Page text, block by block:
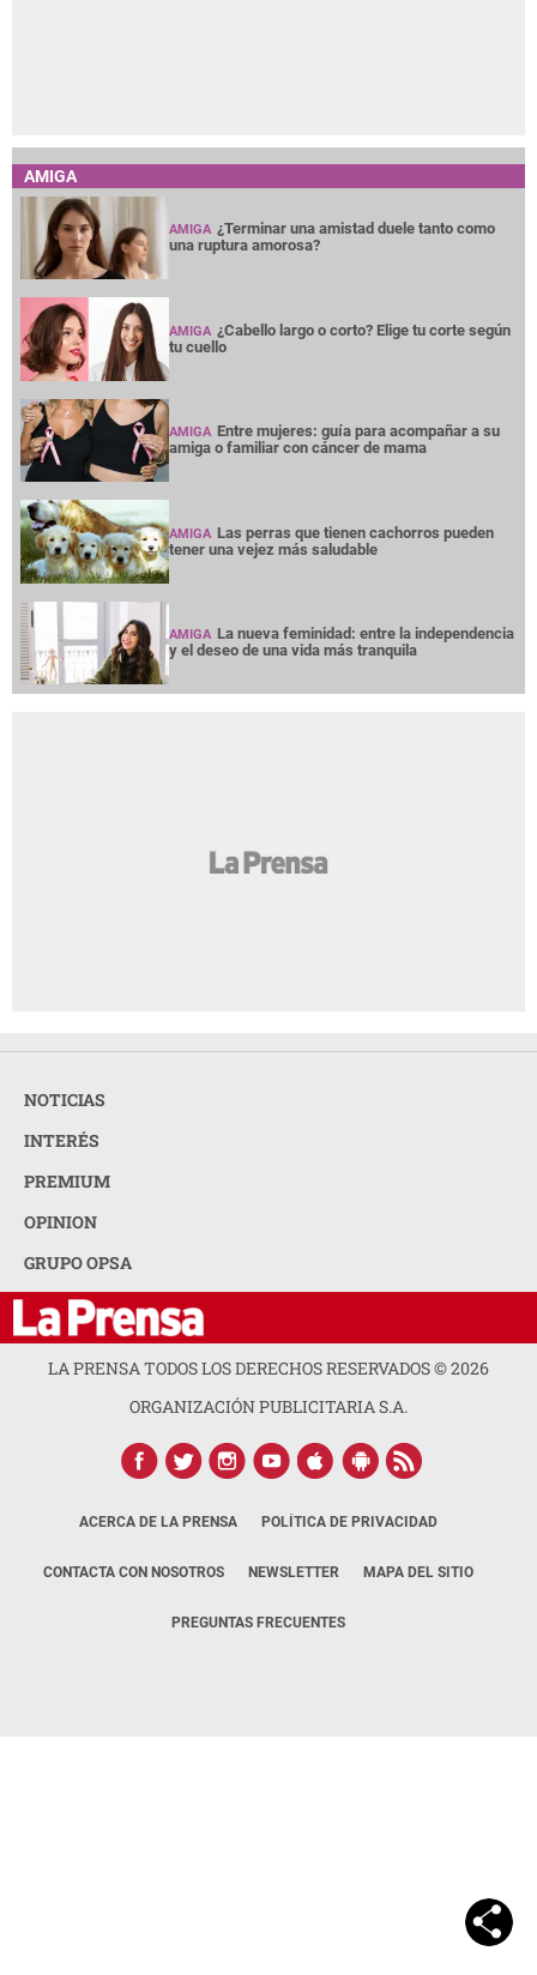
AMIGA
AMIGA ¿Terminar una amistad duele tanto como
una ruptura amorosa?
AMIGA ¿Cabello largo o corto? Elige tu corte según
tu cuello
AMIGA Entre mujeres: guía para acompañar a su
amiga o familiar con cáncer de mama
AMIGA Las perras que tienen cachorros pueden
tener una vejez más saludable
AMIGA La nueva feminidad: entre la independencia
y el deseo de una vida más tranquila
NOTICIAS
INTERÉS
PREMIUM
OPINION
GRUPO OPSA
LA PRENSA TODOS LOS DERECHOS RESERVADOS ©2026
ORGANIZACIÓN PUBLICITARIA S.A.
ACERCA DE LA PRENSA POLÍTICA DE PRIVACIDAD
CONTACTA CON NOSOTROS NEWSLETTER MAPA DEL SITIO
PREGUNTAS FRECUENTES